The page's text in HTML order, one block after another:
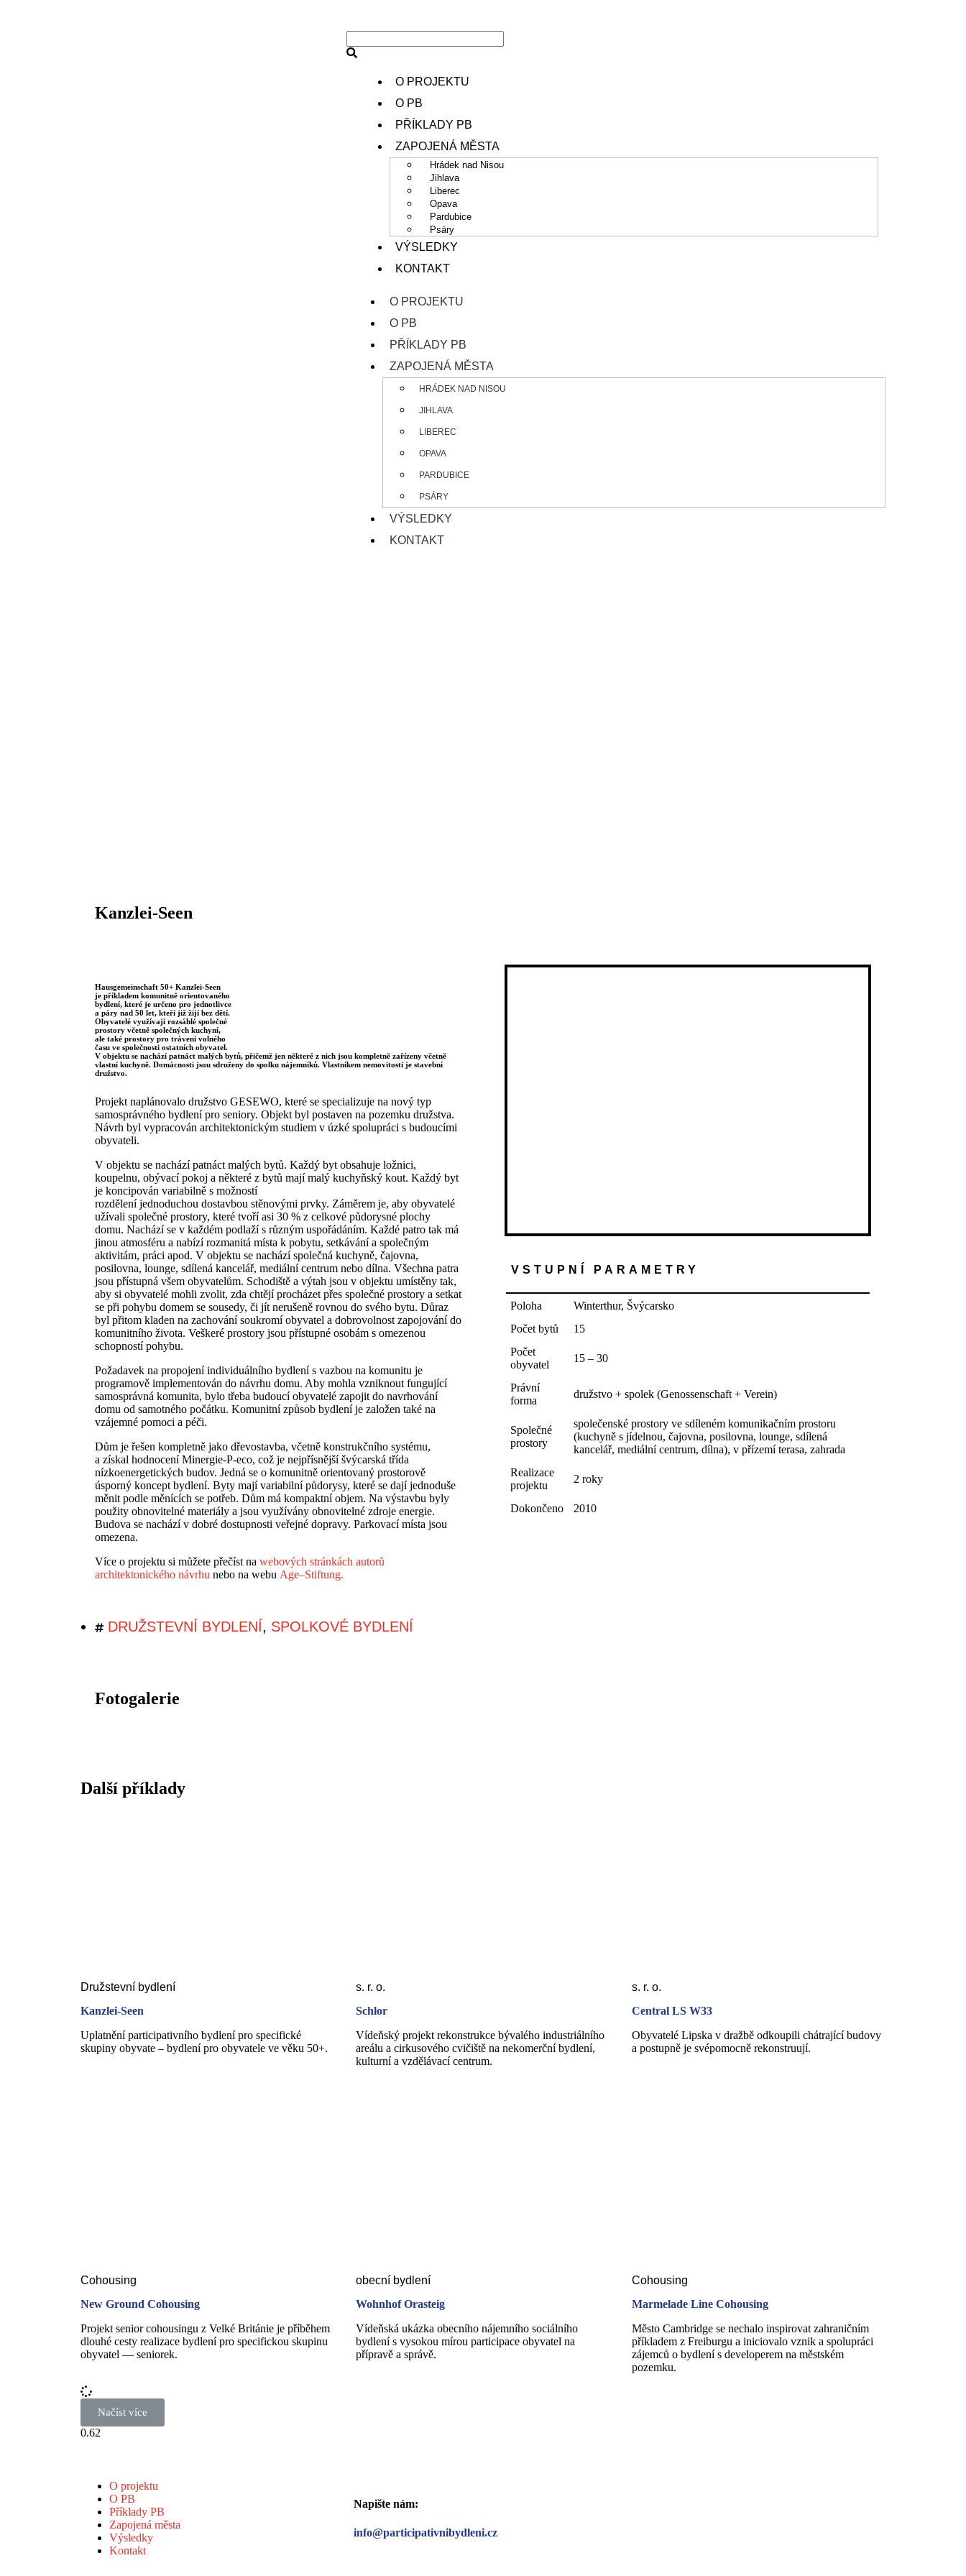
O PROJEKTU
O PB
PŘÍKLADY PB
ZAPOJENÁ MĚSTA
Hrádek nad Nisou
Jihlava
Liberec
Opava
Pardubice
Psáry
VÝSLEDKY
KONTAKT
O PROJEKTU
O PB
PŘÍKLADY PB
ZAPOJENÁ MĚSTA
HRÁDEK NAD NISOU
JIHLAVA
LIBEREC
OPAVA
PARDUBICE
PSÁRY
VÝSLEDKY
KONTAKT
Kanzlei-Seen
Hausgemeinschaft 50+ Kanzlei-Seen
je příkladem komunitně orientovaného
bydlení, které je určeno pro jednotlivce
a páry nad 50 let, kteří již žijí bez dětí.
Obyvatelé využívají rozsáhlé společné
prostory včetně společných kuchyní,
ale také prostory pro trávení volného
času ve společnosti ostatních obyvatel.
V objektu se nachází patnáct malých bytů, přičemž jen některé z nich jsou kompletně zařízeny včetně
vlastní kuchyně. Domácnosti jsou sdruženy do spolku nájemníků. Vlastníkem nemovitosti je stavební
družstvo.
Projekt naplánovalo družstvo GESEWO, které se specializuje na nový typ
samosprávného bydlení pro seniory. Objekt byl postaven na pozemku družstva.
Návrh byl vypracován architektonickým studiem v úzké spolupráci s budoucími
obyvateli.
V objektu se nachází patnáct malých bytů. Každý byt obsahuje ložnici,
koupelnu, obývací pokoj a některé z bytů mají malý kuchyňský kout. Každý byt
je koncipován variabilně s možností
rozdělení jednoduchou dostavbou stěnovými prvky. Záměrem je, aby obyvatelé
užívali společné prostory, které tvoří asi 30 % z celkové půdorysné plochy
domu. Nachází se v každém podlaží s různým uspořádáním. Každé patro tak má
jinou atmosféru a nabízí rozmanitá místa k pobytu, setkávání a společným
aktivitám, práci apod. V objektu se nachází společná kuchyně, čajovna,
posilovna, lounge, sdílená kancelář, mediální centrum nebo dílna. Všechna patra
jsou přístupná všem obyvatelům. Schodiště a výtah jsou v objektu umístěny tak,
aby si obyvatelé mohli zvolit, zda chtějí procházet přes společné prostory a setkat
se při pohybu domem se sousedy, či jít nerušeně rovnou do svého bytu. Důraz
byl přitom kladen na zachování soukromí obyvatel a dobrovolnost zapojování do
komunitního života. Veškeré prostory jsou přístupné osobám s omezenou
schopností pohybu.
Požadavek na propojení individuálního bydlení s vazbou na komunitu je
programově implementován do návrhu domu. Aby mohla vzniknout fungující
samosprávná komunita, bylo třeba budoucí obyvatelé zapojit do navrhování
domu od samotného počátku. Komunitní způsob bydlení je založen také na
vzájemné pomoci a péči.
Dům je řešen kompletně jako dřevostavba, včetně konstrukčního systému,
a získal hodnocení Minergie-P-eco, což je nejpřísnější švýcarská třída
nízkoenergetických budov. Jedná se o komunitně orientovaný prostorově
úsporný koncept bydlení. Byty mají variabilní půdorysy, které se dají jednoduše
měnit podle měnících se potřeb. Dům má kompaktní objem. Na výstavbu byly
použity obnovitelné materiály a jsou využívány obnovitelné zdroje energie.
Budova se nachází v dobré dostupnosti veřejné dopravy. Parkovací místa jsou
omezena.
Více o projektu si můžete přečíst na webových stránkách autorů
architektonického návrhu nebo na webu Age–Stiftung.
DRUŽSTEVNÍ BYDLENÍ, SPOLKOVÉ BYDLENÍ
VSTUPNÍ PARAMETRY
Poloha
Winterthur, Švýcarsko
Počet bytů
15
Počet
obyvatel
15 – 30
Právní
forma
družstvo + spolek (Genossenschaft + Verein)
Společné
prostory
společenské prostory ve sdíleném komunikačním prostoru
(kuchyně s jídelnou, čajovna, posilovna, lounge, sdílená
kancelář, mediální centrum, dílna), v přízemí terasa, zahrada
Realizace
projektu
2 roky
Dokončeno 2010
Fotogalerie
Další příklady
Družstevní bydlení
Kanzlei-Seen
Uplatnění participativního bydlení pro specifické
skupiny obyvate – bydlení pro obyvatele ve věku 50+.
s. r. o.
Schlor
Vídeňský projekt rekonstrukce bývalého industriálního
areálu a cirkusového cvičiště na nekomerční bydlení,
kulturní a vzdělávací centrum.
s. r. o.
Central LS W33
Obyvatelé Lipska v dražbě odkoupili chátrající budovy
a postupně je svépomocně rekonstruují.
Cohousing
New Ground Cohousing
Projekt senior cohousingu z Velké Británie je příběhem
dlouhé cesty realizace bydlení pro specifickou skupinu
obyvatel — seniorek.
obecní bydlení
Wohnhof Orasteig
Vídeňská ukázka obecního nájemního sociálního
bydlení s vysokou mírou participace obyvatel na
přípravě a správě.
Cohousing
Marmelade Line Cohousing
Město Cambridge se nechalo inspirovat zahraničním
příkladem z Freiburgu a iniciovalo vznik a spolupráci
zájemců o bydlení s developerem na městském
pozemku.
Načíst více
O projektu
O PB
Příklady PB
Zapojená města
Výsledky
Kontakt
Napište nám:
info@participativnibydleni.cz